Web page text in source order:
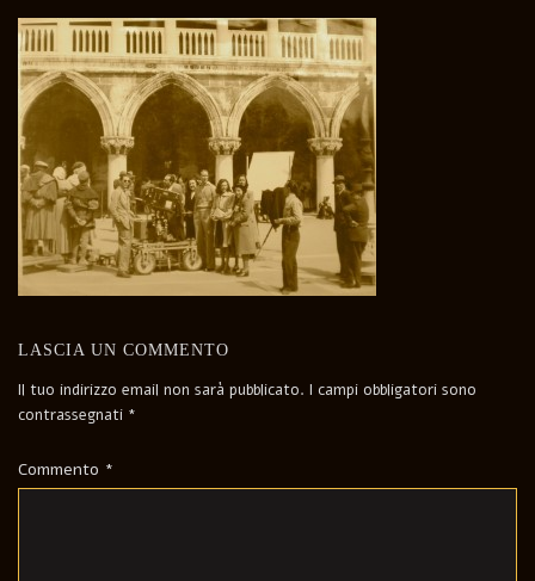
LASCIA UN COMMENTO
Il tuo indirizzo email non sarà pubblicato. I campi obbligatori sono
contrassegnati *
Commento *